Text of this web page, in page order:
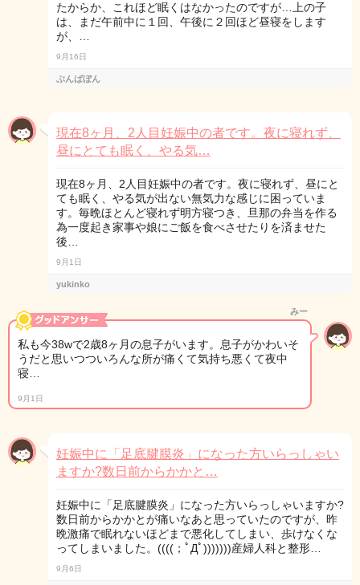
たからか、これほど眠くはなかったのですが…上の子
は、まだ午前中に１回、午後に２回ほど昼寝をします
が、…
9月16日
ぶんばぼん
現在8ヶ月、2人目妊娠中の者です。夜に寝れず、
昼にとても眠く、やる気…
現在8ヶ月、2人目妊娠中の者です。夜に寝れず、昼にと
ても眠く、やる気が出ない無気力な感じに困っていま
す。毎晩ほとんど寝れず明方寝つき、旦那の弁当を作る
為一度起き家事や娘にご飯を食べさせたりを済ませた
後…
9月1日
yukinko
みー
私も今38wで2歳8ヶ月の息子がいます。息子がかわいそ
うだと思いつついろんな所が痛くて気持ち悪くて夜中
寝…
9月1日
妊娠中に「足底腱膜炎」になった方いらっしゃい
ますか?数日前からかかと…
妊娠中に「足底腱膜炎」になった方いらっしゃいますか?
数日前からかかとが痛いなあと思っていたのですが、昨
晩激痛で眠れないほどまで悪化してしまい、歩けなくな
ってしまいました。((((；ﾟДﾟ)))))))産婦人科と整形…
9月6日